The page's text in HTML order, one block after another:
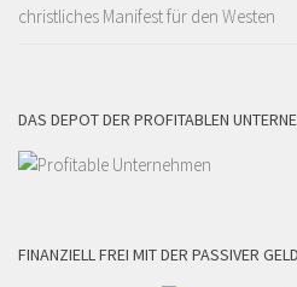
christliches Manifest für den Westen
DAS DEPOT DER PROFITABLEN
FINANZIELL FREI MIT DER PASSIVER